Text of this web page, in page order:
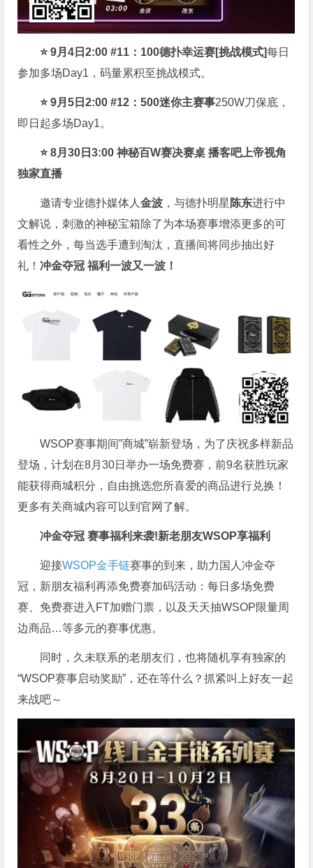
⭐ 9月4日2:00 #11：100德扑幸运赛[挑战模式]每日
参加多场Day1，码量累积至挑战模式。
⭐ 9月5日2:00 #12：500迷你主赛事250W刀保底，
即日起多场Day1。
⭐8月30日3:00 神秘百W赛决赛桌 播客吧上帝视角
独家直播
邀请专业德扑媒体人金波 ，与德扑明星 陈东进行中
文解说，刺激的神秘宝箱除了为本场赛事增添更多的可
看性之外，每当选手遭到淘汰，直播间将同步抽出好
礼！冲金夺冠 福利一波又一波！
WSOP赛事期间”商城”崭新登场，为了庆祝多样新品
登场，计划在8月30日举办一场免费赛，前9名获胜玩家
能获得商城积分，自由挑选您所喜爱的商品进行兑换！
更多有关商城内容可以到官网了解。
冲金夺冠 赛事福利来袭!新老朋友WSOP享福利
迎接WSOP金手链赛事的到来，助力国人冲金夺
冠，新朋友福利再添免费赛加码活动：每日多场免费
赛、免费赛进入FT加赠门票，以及天天抽WSOP限量周
边商品…等多元的赛事优惠。
同时，久未联系的老朋友们，也将随机享有独家的
“WSOP赛事启动奖励”，还在等什么？抓紧叫上好友一起
来战吧～